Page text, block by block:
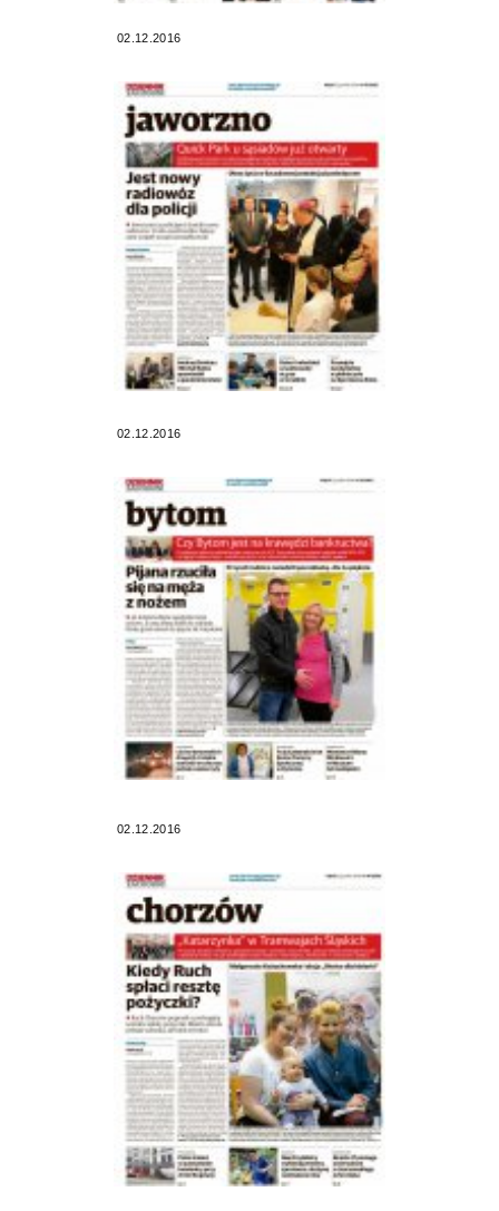
02.12.2016
02.12.2016
02.12.2016